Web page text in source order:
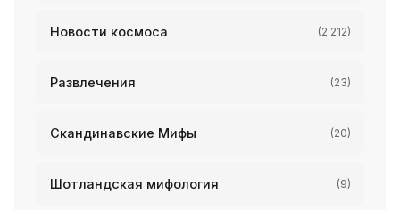
Новости космоса (2 212)
Развлечения (23)
Скандинавские Мифы (20)
Шотландская мифология (9)